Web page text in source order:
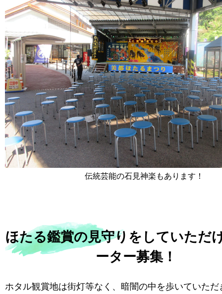
伝統芸能の石見神楽もあります！
ほたる鑑賞の見守りをしていただ
ーター募集！
ホタル観賞地は街灯等なく、暗闇の中を歩いていただ